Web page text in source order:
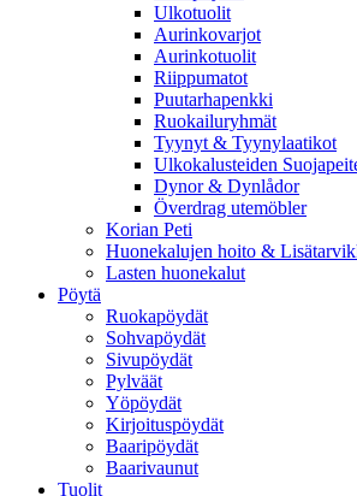
Ulkotuolit
Aurinkovarjot
Aurinkotuolit
Riippumatot
Puutarhapenkki
Ruokailuryhmät
Tyynyt & Tyynylaatikot
Ulkokalusteiden
Dynor & Dynlådor
Överdrag utemöbler
Korian Peti
Huonekalujen hoito &
Lasten huonekalut
Pöytä
Ruokapöydät
Sohvapöydät
Sivupöydät
Pylväät
Yöpöydät
Kirjoituspöydät
Baaripöydät
Baarivaunut
Tuolit